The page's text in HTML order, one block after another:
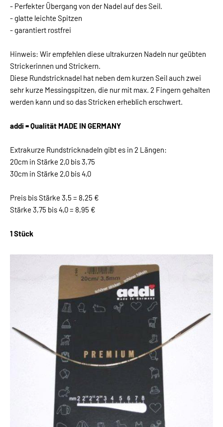
- Perfekter Übergang von der Nadel auf des Seil.
- glatte leichte Spitzen
- garantiert rostfrei
Hinweis: Wir empfehlen diese ultrakurzen Nadeln nur geübten
Strickerinnen und Strickern.
Diese Rundstricknadel hat neben dem kurzen Seil auch zwei
sehr kurze Messingspitzen, die nur mit max. 2 Fingern gehalten
werden kann und so das Stricken erheblich erschwert.
addi = Qualität MADE IN GERMANY
Extrakurze Rundstricknadeln gibt es in 2 Längen:
20cm in Stärke 2,0 bis 3,75
30cm in Stärke 2,0 bis 4,0
Preis bis Stärke 3,5 = 8,25 €
Stärke 3,75 bis 4,0 = 8,95 €
1 Stück